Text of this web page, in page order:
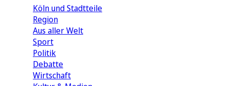
Köln und Stadtteile
Region
Aus aller Welt
Sport
Politik
Debatte
Wirtschaft